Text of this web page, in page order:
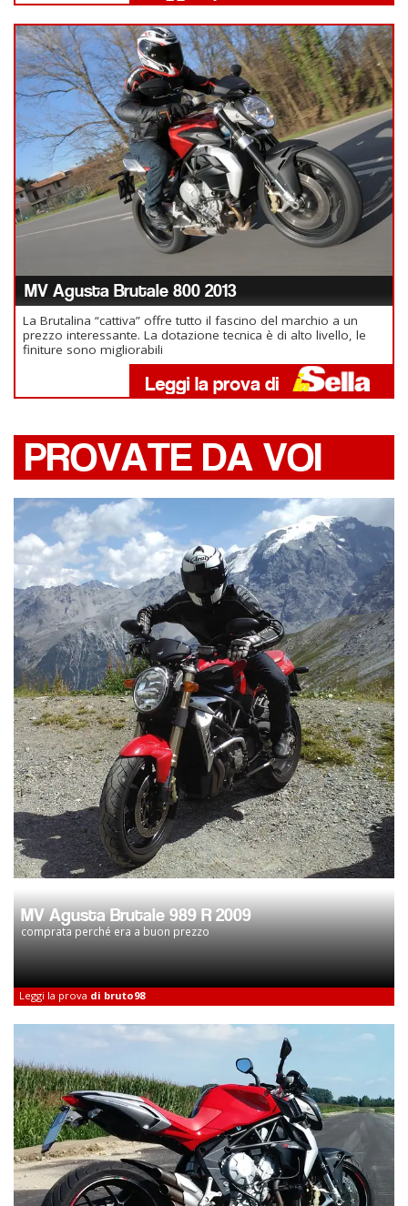
MV Agusta Brutale 800 2013
La Brutalina “cattiva” offre tutto il fascino del marchio a un
prezzo interessante. La dotazione tecnica è di alto livello, le
finiture sono migliorabili
PROVATE DA VOI
MV Agusta Brutale 989 R 2009
comprata perché era a buon prezzo
Leggi la prova di bruto98